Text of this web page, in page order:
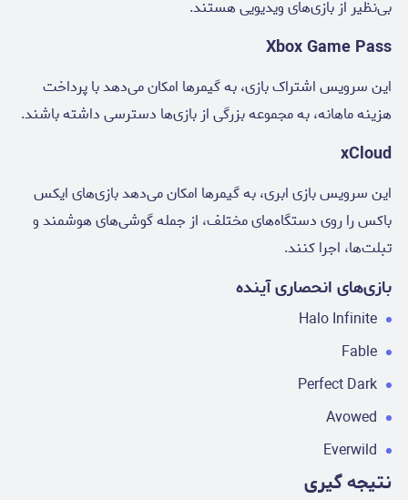
بی‌نظیر از بازی‌های ویدیویی هستند.
Xbox Game Pass
این سرویس اشتراک بازی، به گیمرها امکان می‌دهد با پرداخت
هزینه ماهانه، به مجموعه بزرگی از بازی‌ها دسترسی داشته باشند.
xCloud
این سرویس بازی ابری، به گیمرها امکان می‌دهد بازی‌های ایکس
باکس را روی دستگاه‌های مختلف، از جمله گوشی‌های هوشمند و
تبلت‌ها، اجرا کنند.
بازی‌های انحصاری آینده
Halo Infinite
Fable
Perfect Dark
Avowed
Everwild
نتیجه گیری